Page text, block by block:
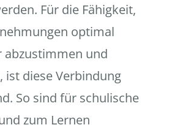
Für die Fähigkeit,
optimal
abzustimmen und
ist diese Verbindung
So sind für schulische
zum Lernen